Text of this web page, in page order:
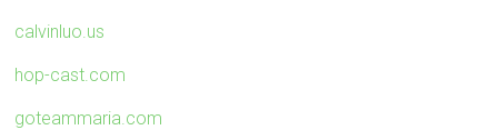
calvinluo.us
hop-cast.com
goteammaria.com